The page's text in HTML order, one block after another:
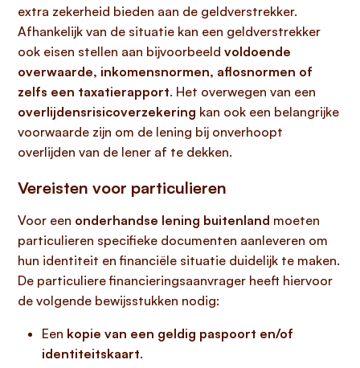
extra zekerheid bieden aan de geldverstrekker.
Afhankelijk van de situatie kan een geldverstrekker
ook eisen stellen aan bijvoorbeeld voldoende
overwaarde, inkomensnormen, aflosnormen of
zelfs een taxatierapport. Het overwegen van een
overlijdensrisicoverzekering kan ook een belangrijke
voorwaarde zijn om de lening bij onverhoopt
overlijden van de lener af te dekken.
Vereisten voor particulieren
Voor een onderhandse lening buitenland moeten
particulieren specifieke documenten aanleveren om
hun identiteit en financiële situatie duidelijk te maken.
De particuliere financieringsaanvrager heeft hiervoor
de volgende bewijsstukken nodig:
Een kopie van een geldig paspoort en/of
identiteitskaart.